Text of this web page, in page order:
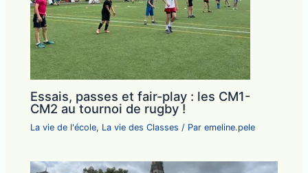
Essais, passes et fair-play : les CM1-
CM2 au tournoi de rugby !
La vie de l'école, La vie des Classes / Paremeline.pele